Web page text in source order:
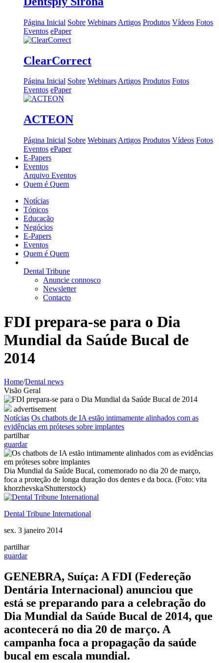
Página Inicial Sobre Webinars Artigos Produtos Vídeos Fotos
Eventos ePaper
ClearCorrect
Página Inicial Sobre WebinarsArtigos Produtos Fotos
Eventos ePaper
ACTEON
Página Inicial Sobre Webinars Artigos Produtos Vídeos Fotos
Eventos ePaper
E-Papers
Eventos
Arquivo Eventos
Quem é Quem
Notícias
Tópicos
Educação
Negócios
E-Papers
Eventos
Quem é Quem
Dental Tribune
Anuncie connosco
Newsletter
Contacto
FDI prepara-se para o Dia
Mundial da Saúde Bucal de
2014
Home/Dental news
Visão Geral
advertisement
Notícias Os chatbots de IA estão intimamente alinhados com as
evidências em próteses sobre implantes
partilhar
guardar
Dia Mundial da Saúde Bucal, comemorado no dia 20 de março,
foca a proteção de longa duração dos dentes e da boca. (Foto: vita
khorzhevska/Shutterstock)
Dental Tribune International
sex. 3 janeiro 2014
partilhar
guardar
GENEBRA, Suíça: A FDI (Federeção
Dentária Internacional) anunciou que
está se preparando para a celebração do
Dia Mundial da Saúde Bucal de 2014, que
acontecerá no dia 20 de março. A
campanha foca a propagação da saúde
bucal em escala mundial.